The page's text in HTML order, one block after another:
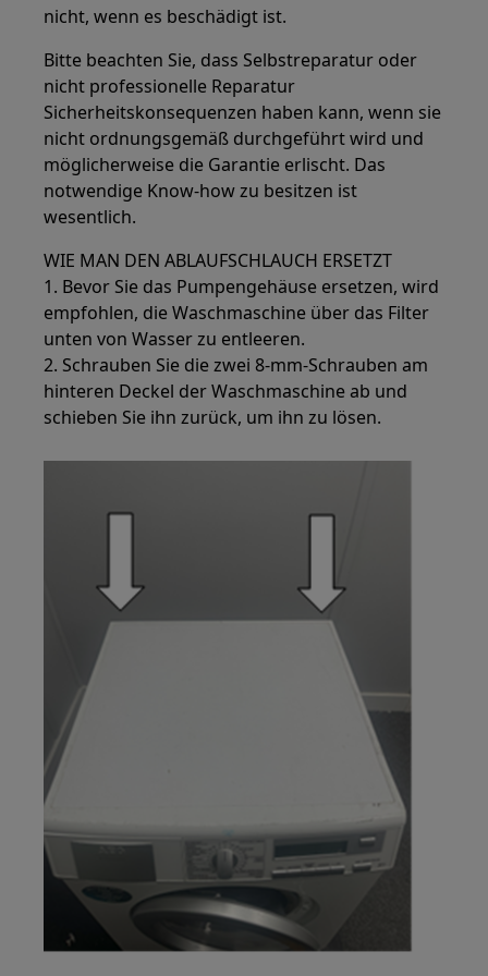
nicht, wenn es beschädigt ist.
Bitte beachten Sie, dass Selbstreparatur oder
nicht professionelle Reparatur
Sicherheitskonsequenzen haben kann, wenn sie
nicht ordnungsgemäß durchgeführt wird und
möglicherweise die Garantie erlischt. Das
notwendige Know-how zu besitzen ist
wesentlich.
WIE MAN DEN ABLAUFSCHLAUCH ERSETZT
1. Bevor Sie das Pumpengehäuse ersetzen, wird
empfohlen, die Waschmaschine über das Filter
unten von Wasser zu entleeren.
2. Schrauben Sie die zwei 8-mm-Schrauben am
hinteren Deckel der Waschmaschine ab und
schieben Sie ihn zurück, um ihn zu lösen.